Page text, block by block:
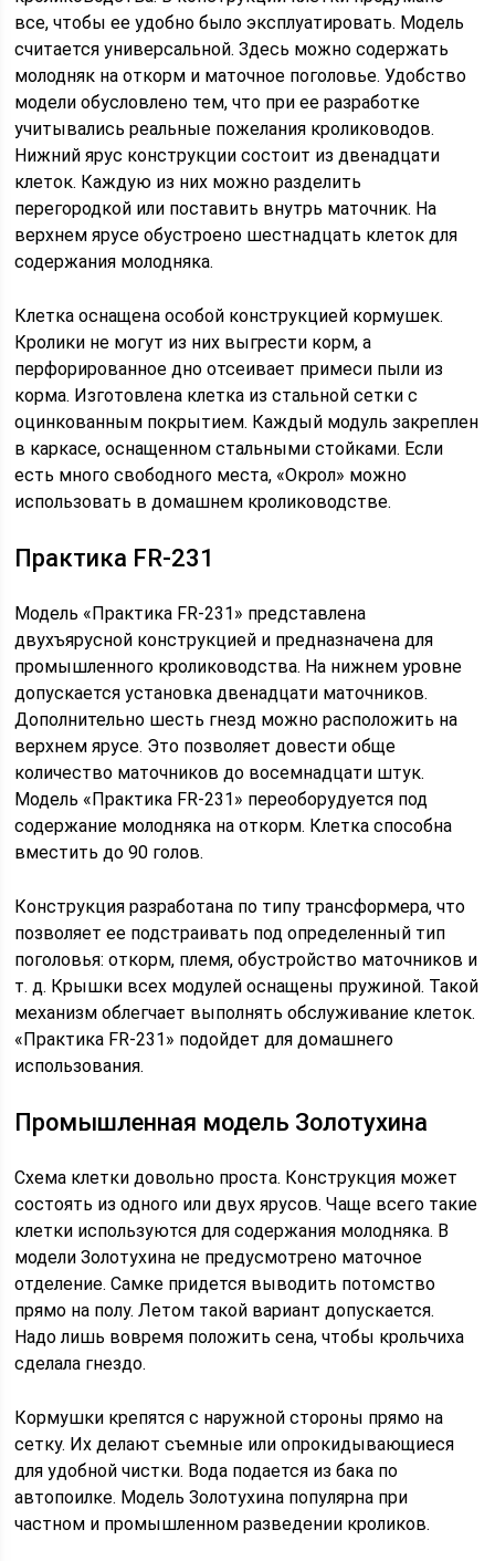
все, чтобы ее удобно было эксплуатировать. Модель
считается универсальной. Здесь можно содержать
молодняк на откорм и маточное поголовье. Удобство
модели обусловлено тем, что при ее разработке
учитывались реальные пожелания кролиководов.
Нижний ярус конструкции состоит из двенадцати
клеток. Каждую из них можно разделить
перегородкой или поставить внутрь маточник. На
верхнем ярусе обустроено шестнадцать клеток для
содержания молодняка.
Клетка оснащена особой конструкцией кормушек.
Кролики не могут из них выгрести корм, а
перфорированное дно отсеивает примеси пыли из
корма. Изготовлена клетка из стальной сетки с
оцинкованным покрытием. Каждый модуль закреплен
в каркасе, оснащенном стальными стойками. Если
есть много свободного места, «Окрол» можно
использовать в домашнем кролиководстве.
Практика FR-231
Модель «Практика FR-231» представлена
двухъярусной конструкцией и предназначена для
промышленного кролиководства. На нижнем уровне
допускается установка двенадцати маточников.
Дополнительно шесть гнезд можно расположить на
верхнем ярусе. Это позволяет довести обще
количество маточников до восемнадцати штук.
Модель «Практика FR-231» переоборудуется под
содержание молодняка на откорм. Клетка способна
вместить до 90 голов.
Конструкция разработана по типу трансформера, что
позволяет ее подстраивать под определенный тип
поголовья: откорм, племя, обустройство маточников и
т. д. Крышки всех модулей оснащены пружиной. Такой
механизм облегчает выполнять обслуживание клеток.
«Практика FR-231» подойдет для домашнего
использования.
Промышленная модель Золотухина
Схема клетки довольно проста. Конструкция может
состоять из одного или двух ярусов. Чаще всего такие
клетки используются для содержания молодняка. В
модели Золотухина не предусмотрено маточное
отделение. Самке придется выводить потомство
прямо на полу. Летом такой вариант допускается.
Надо лишь вовремя положить сена, чтобы крольчиха
сделала гнездо.
Кормушки крепятся с наружной стороны прямо на
сетку. Их делают съемные или опрокидывающиеся
для удобной чистки. Вода подается из бака по
автопоилке. Модель Золотухина популярна при
частном и промышленном разведении кроликов.